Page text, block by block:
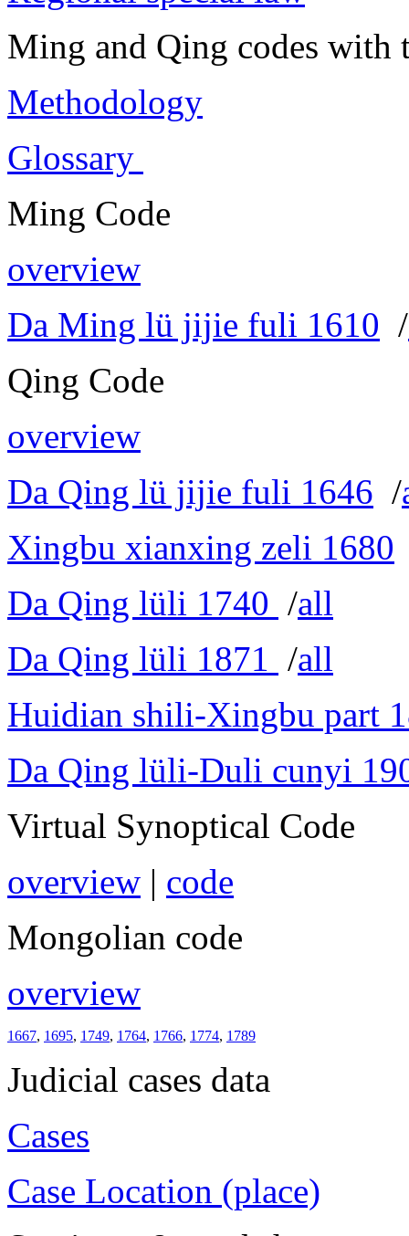
Ming and Qing codes with
Methodology
Glossary
Ming Code
overview
Da Ming lü jijie fuli 1610 /
Qing Code
overview
Da Qing lü jijie fuli 1646 /
Xingbu xianxing zeli 1680
Da Qing lüli 1740 /all
Da Qing lüli 1871 /all
Huidian shili-Xingbu part
Da Qing lüli-Duli cunyi
Virtual Synoptical Code
overview | code
Mongolian code
overview
1667, 1695, 1749, 1764, 1766, 1774, 1789
Judicial cases data
Cases
Case Location (place)